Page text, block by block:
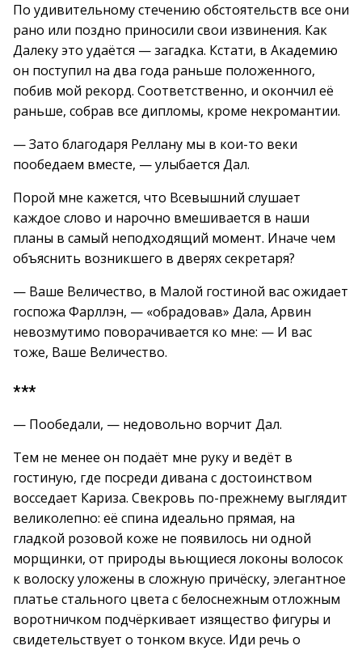
По удивительному стечению обстоятельств все они
рано или поздно приносили свои извинения. Как
Далеку это удаётся — загадка. Кстати, в Академию
он поступил на два года раньше положенного,
побив мой рекорд. Соответственно, и окончил её
раньше, собрав все дипломы, кроме некромантии.
— Зато благодаря Реллану мы в кои-то веки
пообедаем вместе, — улыбается Дал.
Порой мне кажется, что Всевышний слушает
каждое слово и нарочно вмешивается в наши
планы в самый неподходящий момент. Иначе чем
объяснить возникшего в дверях секретаря?
— Ваше Величество, в Малой гостиной вас ожидает
госпожа Фарллэн, — «обрадовав» Дала, Арвин
невозмутимо поворачивается ко мне: — И вас
тоже, Ваше Величество.
***
— Пообедали, — недовольно ворчит Дал.
Тем не менее он подаёт мне руку и ведёт в
гостиную, где посреди дивана с достоинством
восседает Кариза. Свекровь по-прежнему выглядит
великолепно: её спина идеально прямая, на
гладкой розовой коже не появилось ни одной
морщинки, от природы вьющиеся локоны волосок
к волоску уложены в сложную причёску, элегантное
платье стального цвета с белоснежным отложным
воротничком подчёркивает изящество фигуры и
свидетельствует о тонком вкусе. Иди речь о